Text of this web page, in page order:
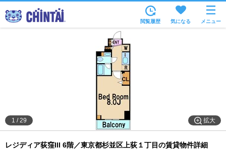
沿線・駅から
住所から
家賃相場から
通勤通学時間から
物件特集から
不動産会社から
閲覧履歴 気になる メニュー
拡大
1 /29
レジディア荻窪III 6階／東京都杉並区上荻１丁目の賃貸物件詳細